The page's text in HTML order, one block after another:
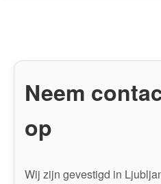
Neem
op
Wij zijn gevestigd in